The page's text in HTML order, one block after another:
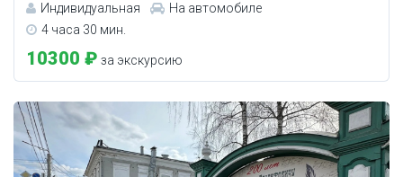
Индивидуальная
На автомобиле
4 часа 30 мин.
10300 ₽ за экскурсию